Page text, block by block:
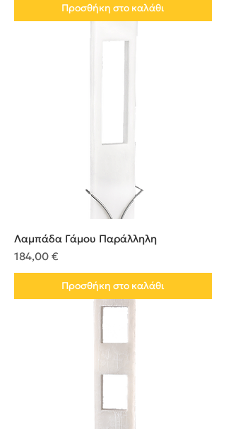
Προσθήκη στο καλάθι
Λαμπάδα Γάμου Παράλληλη
Τιμή
184,00 €
Προσθήκη στο καλάθι